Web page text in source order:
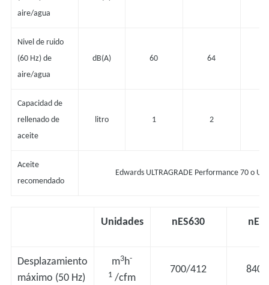
aire/agua
Nivel de ruido
(60 Hz) de
aire/agua
dB(A) 60 64
Capacidad de
rellenado de
aceite
litro 1 2
Aceite
recomendado
Edwards ULTRAGRADE Performance 70 o
Unidades nES630
Desplazamiento
máximo (50 Hz)
m3h-
1 /cfm
700/412 840/